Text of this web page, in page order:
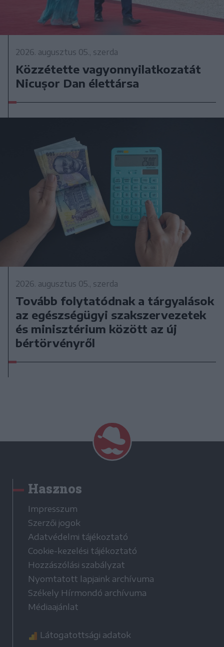
2026. augusztus 05., szerda
Közzétette vagyonnyilatkozatát
Nicușor Dan élettársa
2026. augusztus 05., szerda
Tovább folytatódnak a tárgyalások
az egészségügyi szakszervezetek
és minisztérium között az új
bértörvényről
Hasznos
Impresszum
Szerzői jogok
Adatvédelmi tájékoztató
Cookie-kezelési tájékoztató
Hozzászólási szabályzat
Nyomtatott lapjaink archívuma
Székely Hírmondó archívuma
Médiaajánlat
Látogatottsági adatok